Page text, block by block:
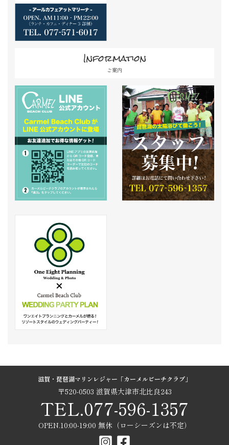
Information
ご案内
滋賀・琵琶湖マリンレジャー「カーメルビーチクラブ」
〒520-0503 滋賀県大津市北比良243
TEL.077-596-1357
OPEN.10:00-19:00 無休（ローシーズンは不定）